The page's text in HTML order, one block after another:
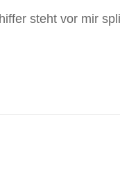
steht vor mir